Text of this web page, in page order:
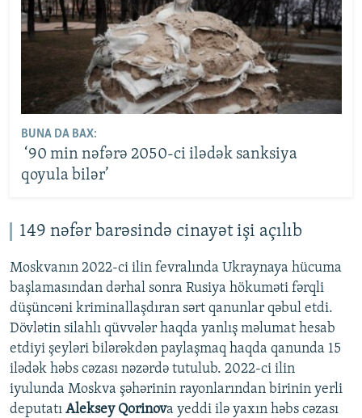
BUNA DA BAX:
‘90 min nəfərə 2050-ci ilədək sanksiya
qoyula bilər’
149 nəfər barəsində cinayət işi açılıb
Moskvanın 2022-ci ilin fevralında Ukraynaya hücuma
başlamasından dərhal sonra Rusiya hökuməti fərqli
düşüncəni kriminallaşdıran sərt qanunlar qəbul etdi.
Dövlətin silahlı qüvvələr haqda yanlış məlumat hesab
etdiyi şeyləri bilərəkdən paylaşmaq haqda qanunda 15
ilədək həbs cəzası nəzərdə tutulub. 2022-ci ilin
iyulunda Moskva şəhərinin rayonlarından birinin yerli
deputatı Aleksey Qorinova yeddi ilə yaxın həbs cəzası